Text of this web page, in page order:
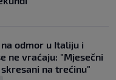
odmor u Italiju i
ne vraćaju: "Mjesečni
na trećinu"